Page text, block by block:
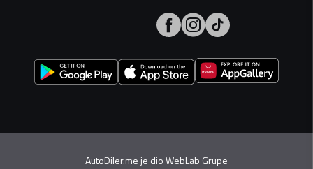
AutoDiler.me je dioWebLab Grupe